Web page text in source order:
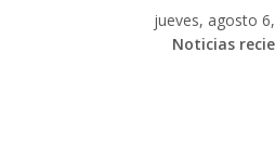
jueves, agosto
Noticias